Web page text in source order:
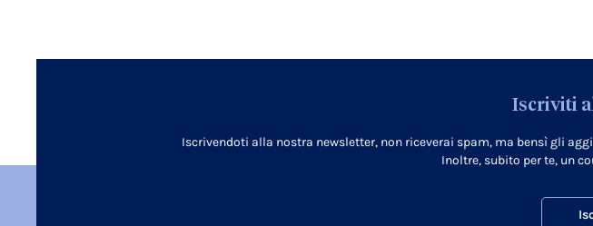
Iscriviti
Iscrivendoti alla nostra newsletter, non riceverai spam, ma bensì gli
Inoltre, subito per te, un